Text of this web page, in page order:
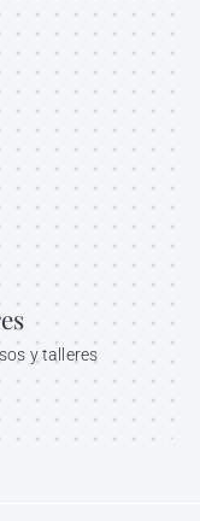
y talleres